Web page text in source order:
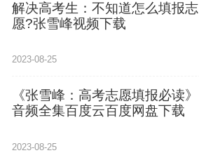
解决高考生：不知道怎么填报志
愿?张雪峰视频下载
2023-08-25
《张雪峰：高考志愿填报必读》
音频全集百度云百度网盘下载
2023-08-25